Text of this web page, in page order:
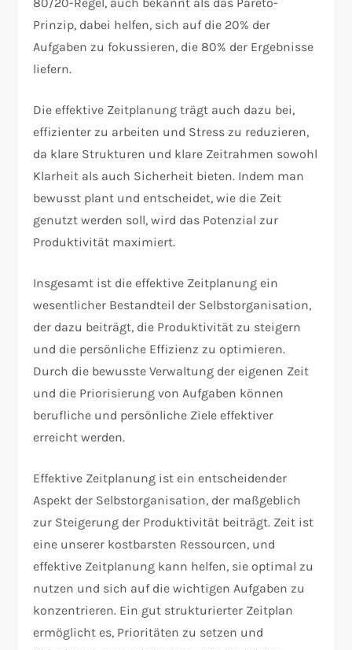
Prinzip, dabei helfen, sich auf die 20% der
Aufgaben zu fokussieren, die 80% der Ergebnisse
liefern.
Die effektive Zeitplanung trägt auch dazu bei,
effizienter zu arbeiten und Stress zu reduzieren,
da klare Strukturen und klare Zeitrahmen sowohl
Klarheit als auch Sicherheit bieten. Indem man
bewusst plant und entscheidet, wie die Zeit
genutzt werden soll, wird das Potenzial zur
Produktivität maximiert.
Insgesamt ist die effektive Zeitplanung ein
wesentlicher Bestandteil der Selbstorganisation,
der dazu beiträgt, die Produktivität zu steigern
und die persönliche Effizienz zu optimieren.
Durch die bewusste Verwaltung der eigenen Zeit
und die Priorisierung von Aufgaben können
berufliche und persönliche Ziele effektiver
erreicht werden.
Effektive Zeitplanung ist ein entscheidender
Aspekt der Selbstorganisation, der maßgeblich
zur Steigerung der Produktivität beiträgt. Zeit ist
eine unserer kostbarsten Ressourcen, und
effektive Zeitplanung kann helfen, sie optimal zu
nutzen und sich auf die wichtigen Aufgaben zu
konzentrieren. Ein gut strukturierter Zeitplan
ermöglicht es, Prioritäten zu setzen und